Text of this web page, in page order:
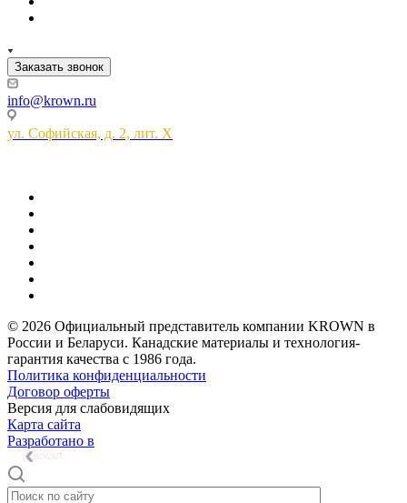
Заказать звонок
info@krown.ru
ул. Софийская, д. 2, лит. Х
© 2026 Официальный представитель компании KROWN в
России и Беларуси. Канадские материалы и технология-
гарантия качества с 1986 года.
Политика конфиденциальности
Договор оферты
Версия для слабовидящих
Карта сайта
Разработано в